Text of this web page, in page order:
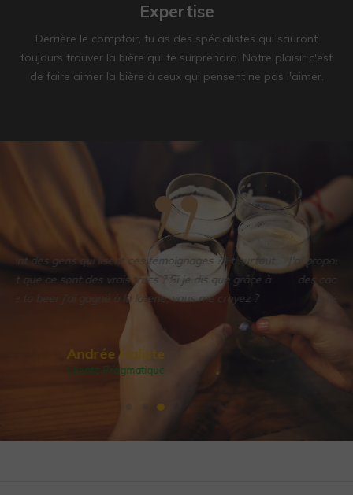
Expertise
Derrière le comptoir, tu as des spécialistes qui sauront
toujours trouver la bière qui te surprendra. Notre plaisir c'est
de faire aimer la bière à ceux qui pensent ne pas l'aimer.
Ali Mitlimit
Client Joueur
J'ai proposé un resto à ma copine, mais elle a préféré : Manger
des cacahuètes pour chier un Snickers. Cette phrase a été
entendu lors d'une partie de Limite Limite à la cave